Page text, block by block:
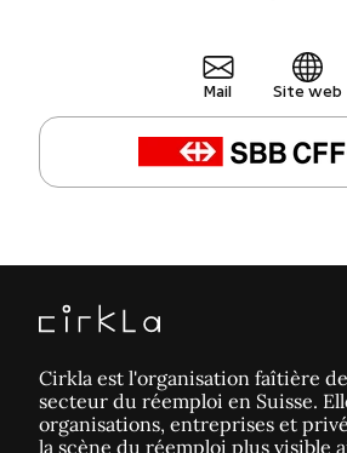
Mail Site web
Cirkla est l'organisation faîtière
secteur du réemploi en Suisse.
organisations, entreprises et
la scène du réemploi plus visible